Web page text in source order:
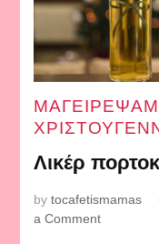
Λικέρ
bytocafetismamas
a Commenton